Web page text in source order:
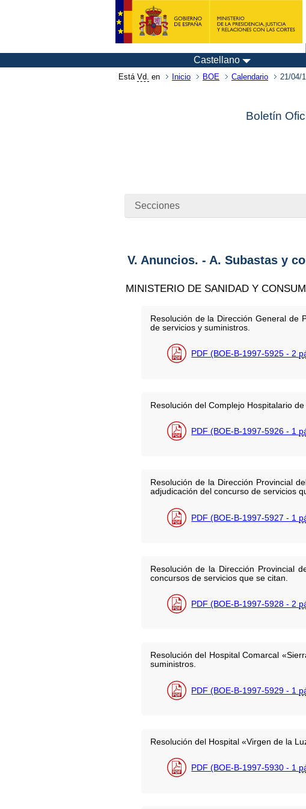
Castellano
Está Vd. en Inicio BOE Calendario 21/04/
Boletín
Secciones
V. Anuncios. - A. Subastas y
MINISTERIO DE SANIDAD Y
Resolución de la Dirección General de
de servicios y suministros.
PDF (BOE-B-1997-5925 - 2
Resolución del Complejo Hospitalario
PDF (BOE-B-1997-5926 - 1
Resolución de la Dirección Provincial
adjudicación del concurso de servicios
PDF (BOE-B-1997-5927 - 1
Resolución de la Dirección Provincial
concursos de servicios que se citan.
PDF (BOE-B-1997-5928 - 2
Resolución del Hospital Comarcal
suministros.
PDF (BOE-B-1997-5929 - 1
Resolución del Hospital «Virgen de la
PDF (BOE-B-1997-5930 - 1